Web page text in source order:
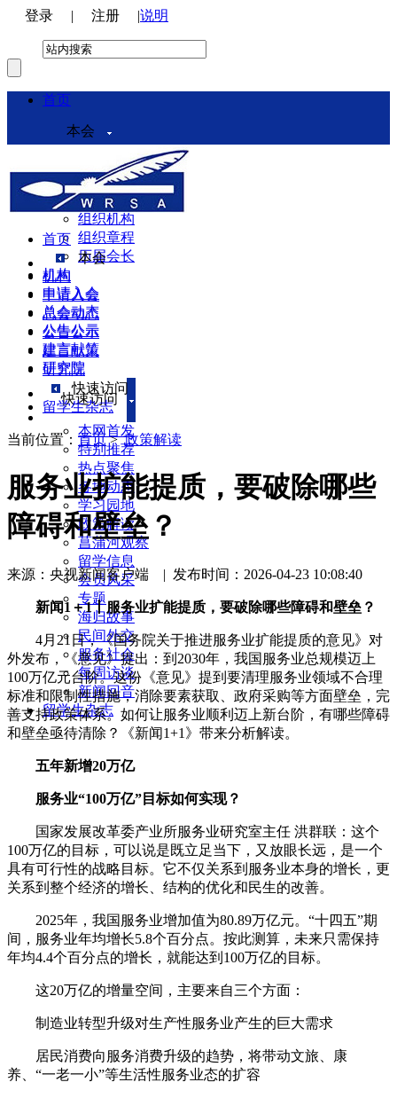
登录 | 注册 |说明
首页
本会
本会介绍
领导机构
理事会
组织机构
组织章程
历届会长
机构
申请入会
总会动态
公告公示
建言献策
研究院
快速访问
本网首发
特别推荐
热点聚焦
各地动态
学习园地
政策解读
菖蒲河观察
留学信息
会员风采
专题
海归故事
民间外交
服务社会
每周访谈
新闻回音
留学生杂志
首页
本会
机构
申请入会
总会动态
公告公示
建言献策
研究院
快速访问
留学生杂志
当前位置： 首页>政策解读
服务业扩能提质，要破除哪些
障碍和壁垒？
来源：央视新闻客户端 | 发布时间：2026-04-23 10:08:40
新闻1＋1丨服务业扩能提质，要破除哪些障碍和壁垒？
4月21日，《国务院关于推进服务业扩能提质的意见》对
外发布，《意见》提出：到2030年，我国服务业总规模迈上
100万亿元台阶。这份《意见》提到要清理服务业领域不合理
标准和限制性措施，消除要素获取、政府采购等方面壁垒，完
善支持政策体系。如何让服务业顺利迈上新台阶，有哪些障碍
和壁垒亟待清除？《新闻1+1》带来分析解读。
五年新增20万亿
服务业“100万亿”目标如何实现？
国家发展改革委产业所服务业研究室主任 洪群联：这个
100万亿的目标，可以说是既立足当下，又放眼长远，是一个
具有可行性的战略目标。它不仅关系到服务业本身的增长，更
关系到整个经济的增长、结构的优化和民生的改善。
2025年，我国服务业增加值为80.89万亿元。“十四五”期
间，服务业年均增长5.8个百分点。按此测算，未来只需保持
年均4.4个百分点的增长，就能达到100万亿的目标。
这20万亿的增量空间，主要来自三个方面：
制造业转型升级对生产性服务业产生的巨大需求
居民消费向服务消费升级的趋势，将带动文旅、康
养、“一老一小”等生活性服务业态的扩容